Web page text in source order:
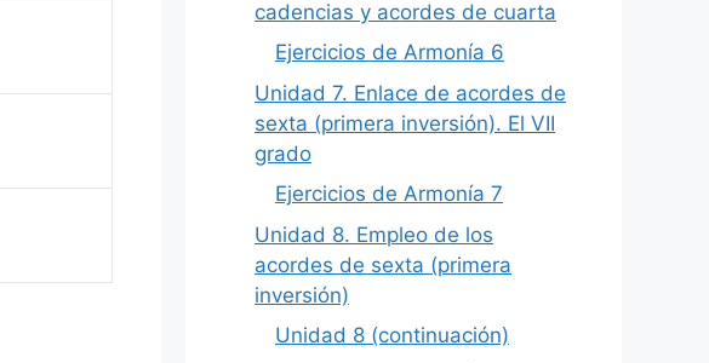
cadencias y acordes de cuarta
Ejercicios de Armonía 6
Unidad 7. Enlace de acordes de
sexta (primera inversión). El VII
grado
Ejercicios de Armonía 7
Unidad 8. Empleo de los
acordes de sexta (primera
inversión)
Unidad 8 (continuación)